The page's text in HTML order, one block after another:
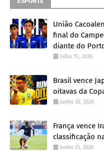
União
final do
diante do
Julho 15, 2026
Brasil vence
oitavas da
Junho 30, 2026
França vence
classificação
Junho 23, 2026